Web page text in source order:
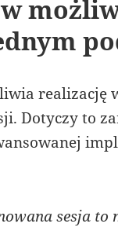
realizację
Dotyczy to
sesja to